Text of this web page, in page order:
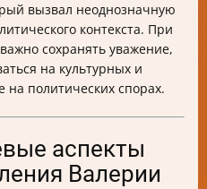
вызвал неоднозначную
контекста. При
сохранять уважение,
на культурных и
на политических спорах.
аспекты
Валерии